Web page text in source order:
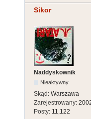
Sikor
Naddyskownik
Nieaktywny
Skąd: Warszawa
Zarejestrowany:
Posty: 11,122